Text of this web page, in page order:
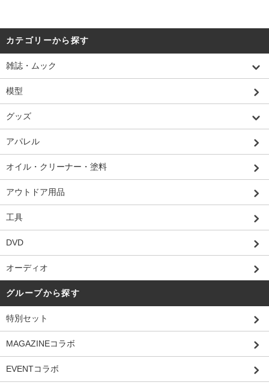
カテゴリーから探す
雑誌・ムック
模型
グッズ
アパレル
オイル・クリーナー・塗料
アウトドア用品
工具
DVD
オーディオ
グループから探す
特別セット
MAGAZINEコラボ
EVENTコラボ